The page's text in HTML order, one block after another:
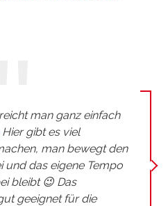
man ganz einfach
Hier gibt es viel
man bewegt den
und das eigene Tempo
bleibt 😉 Das
geeignet für die